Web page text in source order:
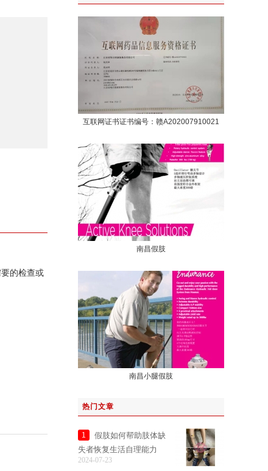
的检查或
互联网证书证书编号：赣A202007910021
南昌假肢
南昌小腿假肢
热门文章
1
假肢如何帮助肢体缺
失者恢复生活自理能力
2024-07-23